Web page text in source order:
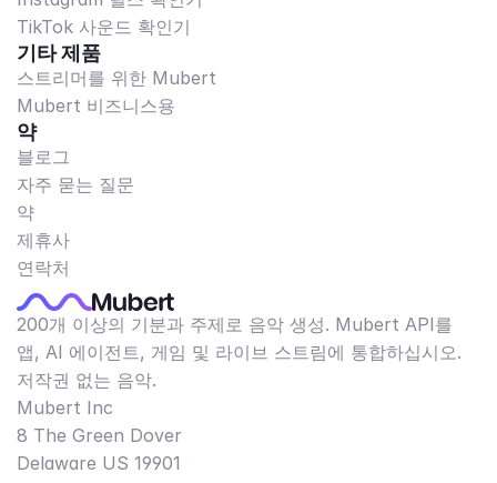
TikTok 사운드 확인기
기타 제품
스트리머를 위한 Mubert
Mubert 비즈니스용
약
블로그
자주 묻는 질문
약
제휴사
연락처
200개 이상의 기분과 주제로 음악 생성. Mubert API를
앱, AI 에이전트, 게임 및 라이브 스트림에 통합하십시오.
저작권 없는 음악.
Mubert Inc
8 The Green Dover
Delaware US 19901​